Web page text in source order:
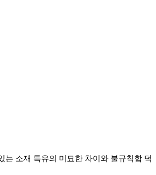
는 소재 특유의 미묘한 차이와 불규칙함 덕